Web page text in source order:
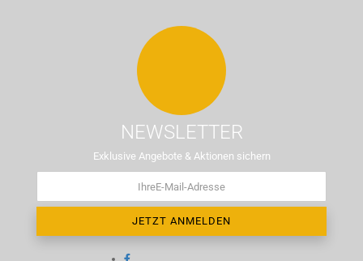
NEWSLETTER
Exklusive Angebote & Aktionen sichern